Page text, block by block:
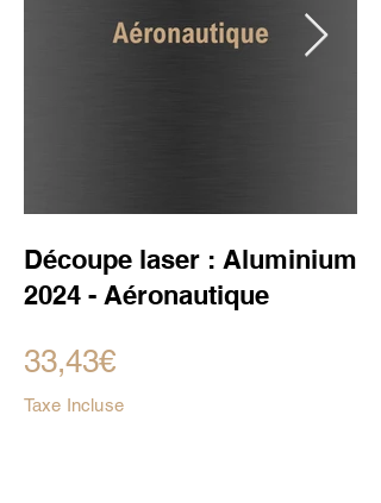
Découpe laser : Aluminium
2024 - Aéronautique
33,43€
Taxe Incluse